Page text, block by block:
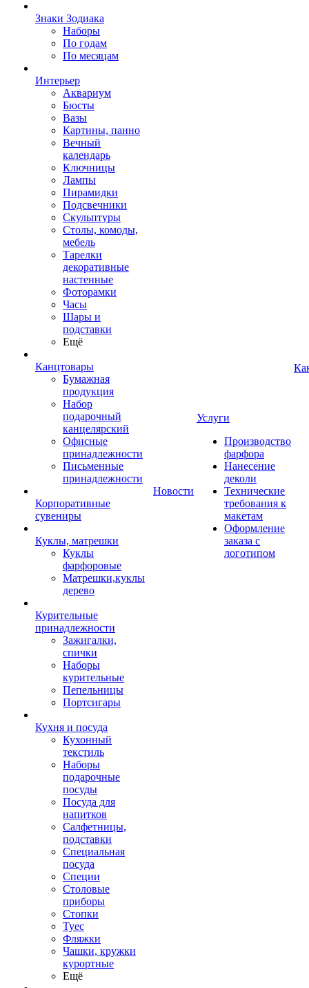
Знаки Зодиака
Наборы
По годам
По месяцам
Интерьер
Аквариум
Бюсты
Вазы
Картины, панно
Вечный
календарь
Ключницы
Лампы
Пирамидки
Подсвечники
Скульптуры
Столы, комоды,
мебель
Тарелки
декоративные
настенные
Фоторамки
Часы
Шары и
подставки
Ещё
Канцтовары
Бумажная
продукция
Набор
подарочный
канцелярский
Офисные
принадлежности
Письменные
принадлежности
Корпоративные
сувениры
Куклы, матрешки
Куклы
фарфоровые
Матрешки,куклы
дерево
Курительные
принадлежности
Зажигалки,
спички
Наборы
курительные
Пепельницы
Портсигары
Кухня и посуда
Кухонный
текстиль
Наборы
подарочные
посуды
Посуда для
напитков
Салфетницы,
подставки
Специальная
посуда
Специи
Столовые
приборы
Стопки
Туес
Фляжки
Чашки, кружки
курортные
Ещё
Новости
Услуги
Производство
фарфора
Нанесение
деколи
Технические
требования к
макетам
Оформление
заказа с
логотипом